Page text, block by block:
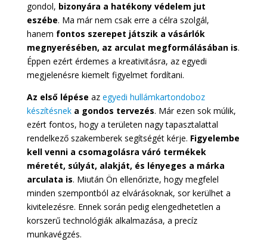
gondol, bizonyára a hatékony védelem jut
eszébe. Ma már nem csak erre a célra szolgál,
hanem fontos szerepet játszik a vásárlók
megnyerésében, az arculat megformálásában is.
Éppen ezért érdemes a kreativitásra, az egyedi
megjelenésre kiemelt figyelmet fordítani.
Az első lépése az egyedi hullámkartondoboz
készítésnek a gondos tervezés. Már ezen sok múlik,
ezért fontos, hogy a területen nagy tapasztalattal
rendelkező szakemberek segítségét kérje. Figyelembe
kell venni a csomagolásra váró termékek
méretét, súlyát, alakját, és lényeges a márka
arculata is. Miután Ön ellenőrizte, hogy megfelel
minden szempontból az elvárásoknak, sor kerülhet a
kivitelezésre. Ennek során pedig elengedhetetlen a
korszerű technológiák alkalmazása, a precíz
munkavégzés.